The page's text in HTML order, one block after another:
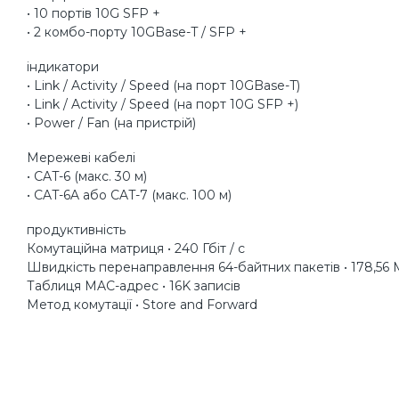
• 10 портів 10G SFP +
• 2 комбо-порту 10GBase-T / SFP +
індикатори
• Link / Activity / Speed (на порт 10GBase-T)
• Link / Activity / Speed (на порт 10G SFP +)
• Power / Fan (на пристрій)
Мережеві кабелі
• CAT-6 (макс. 30 м)
• CAT-6A або CAT-7 (макс. 100 м)
продуктивність
Комутаційна матриця • 240 Гбіт / с
Швидкість перенаправлення 64-байтних пакетів • 178,56
Таблиця MAC-адрес • 16K записів
Метод комутації • Store and Forward